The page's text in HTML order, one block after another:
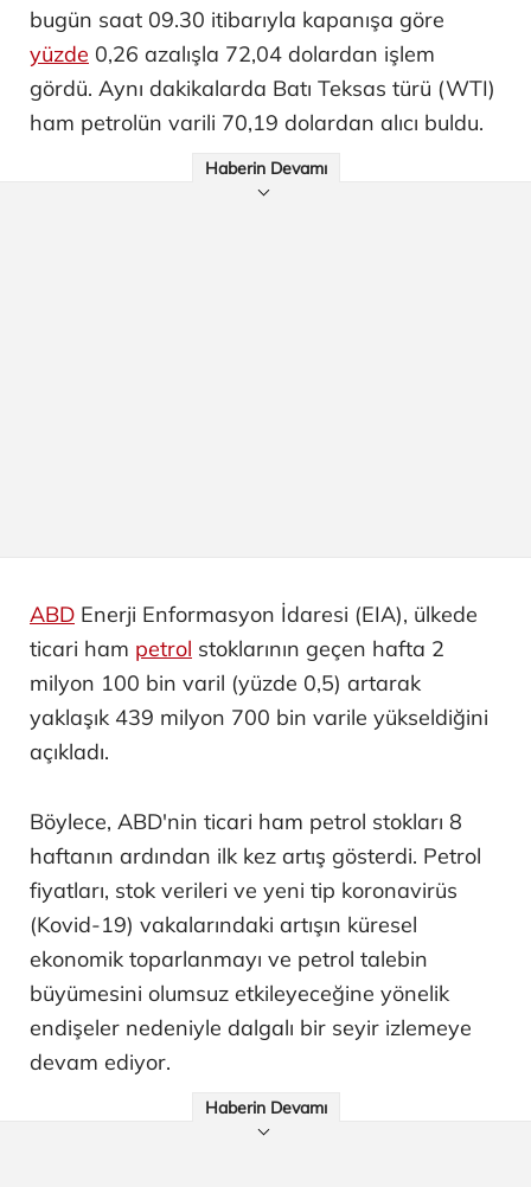
bugün saat 09.30 itibarıyla kapanışa göre
yüzde 0,26 azalışla 72,04 dolardan işlem
gördü. Aynı dakikalarda Batı Teksas türü (WTI)
ham petrolün varili 70,19 dolardan alıcı buldu.
Haberin Devamı
ABD Enerji Enformasyon İdaresi (EIA), ülkede
ticari ham petrol stoklarının geçen hafta 2
milyon 100 bin varil (yüzde 0,5) artarak
yaklaşık 439 milyon 700 bin varile yükseldiğini
açıkladı.
Böylece, ABD'nin ticari ham petrol stokları 8
haftanın ardından ilk kez artış gösterdi. Petrol
fiyatları, stok verileri ve yeni tip koronavirüs
(Kovid-19) vakalarındaki artışın küresel
ekonomik toparlanmayı ve petrol talebin
büyümesini olumsuz etkileyeceğine yönelik
endişeler nedeniyle dalgalı bir seyir izlemeye
devam ediyor.
Haberin Devamı